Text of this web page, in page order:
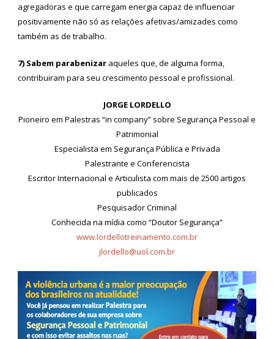
agregadoras e que carregam energia capaz de influenciar
positivamente não só as relações afetivas/amizades como
também as de trabalho.
7) Sabem parabenizar aqueles que, de alguma forma,
contribuiram para seu crescimento pessoal e profissional.
JORGE LORDELLO
Pioneiro em Palestras “in company” sobre Segurança Pessoal e
Patrimonial
Especialista em Segurança Pública e Privada
Palestrante e Conferencista
Escritor Internacional e Articulista com mais de 2500 artigos
publicados
Pesquisador Criminal
Conhecida na mídia como “Doutor Segurança”
www.lordellotreinamento.com.br
jlordello@uol.com.br